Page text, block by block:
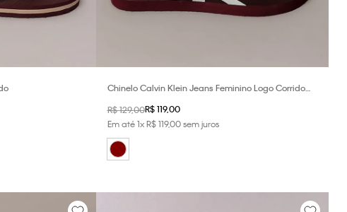
Chinelo Calvin Klein Jeans Feminino Logo Corrido
R$129,00R$ 119,00
Em até1xR$ 119,00sem juros